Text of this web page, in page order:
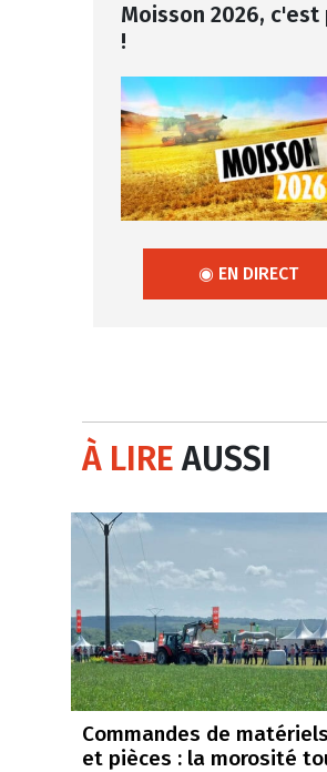
Moisson 2026,
!
◉ EN DIRECT
À LIREAUSSI
Commandes de
et pièces : la morosité